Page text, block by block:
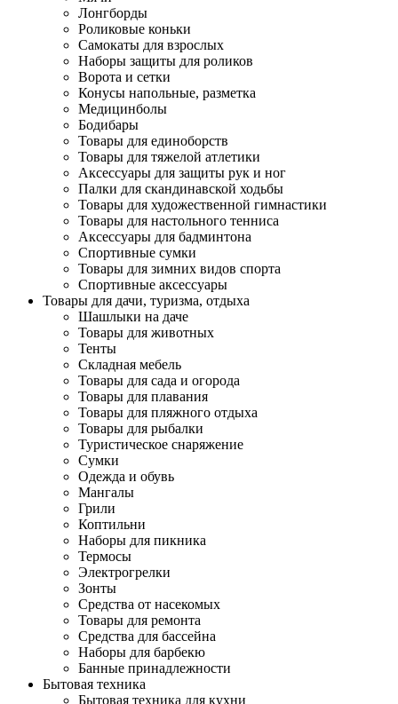
Лонгборды
Роликовые коньки
Самокаты для взрослых
Наборы защиты для роликов
Ворота и сетки
Конусы напольные, разметка
Медицинболы
Бодибары
Товары для единоборств
Товары для тяжелой атлетики
Аксессуары для защиты рук и ног
Палки для скандинавской ходьбы
Товары для художественной гимнастики
Товары для настольного тенниса
Аксессуары для бадминтона
Спортивные сумки
Товары для зимних видов спорта
Спортивные аксессуары
Товары для дачи, туризма, отдыха
Шашлыки на даче
Товары для животных
Тенты
Складная мебель
Товары для сада и огорода
Товары для плавания
Товары для пляжного отдыха
Товары для рыбалки
Туристическое снаряжение
Сумки
Одежда и обувь
Мангалы
Грили
Коптильни
Наборы для пикника
Термосы
Электрогрелки
Зонты
Средства от насекомых
Товары для ремонта
Средства для бассейна
Наборы для барбекю
Банные принадлежности
Бытовая техника
Бытовая техника для кухни